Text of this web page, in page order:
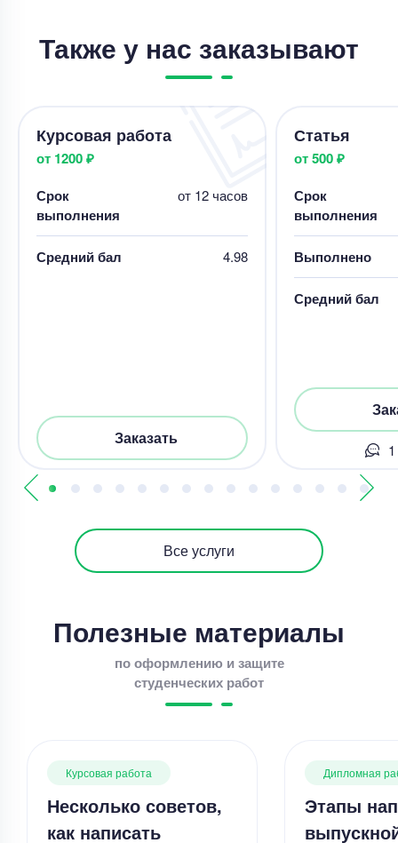
Также у нас заказывают
Курсовая работа
от 1200 ₽
Срок
выполнения
от 12 часов
Средний бал 4.98
Заказать
Статья
от 500 ₽
Срок
выполнения
Выполнено
Средний бал
Все услуги
Полезные материалы
по оформлению и защите
студенческих работ
Курсовая работа
Несколько советов,
как написать
Дипломная
Этапы